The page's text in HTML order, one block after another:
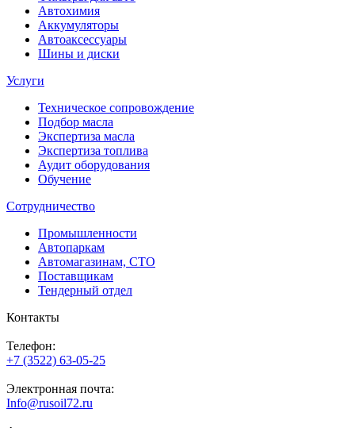
Автохимия
Аккумуляторы
Автоаксессуары
Шины и диски
Услуги
Техническое сопровождение
Подбор масла
Экспертиза масла
Экспертиза топлива
Аудит оборудования
Обучение
Сотрудничество
Промышленности
Автопаркам
Автомагазинам, СТО
Поставщикам
Тендерный отдел
Контакты
Телефон:
+7 (3522) 63-05-25
Электронная почта:
Info@rusoil72.ru